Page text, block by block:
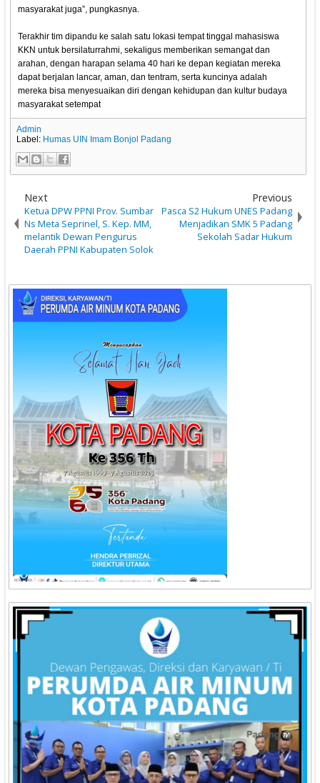
masyarakat juga”, pungkasnya.
Terakhir tim dipandu ke salah satu lokasi tempat tinggal mahasiswa
KKN untuk bersilaturrahmi, sekaligus memberikan semangat dan
arahan, dengan harapan selama 40 hari ke depan kegiatan mereka
dapat berjalan lancar, aman, dan tentram, serta kuncinya adalah
mereka bisa menyesuaikan diri dengan kehidupan dan kultur budaya
masyarakat setempat
Admin
Label: Humas UIN Imam Bonjol Padang
Next
Ketua DPW PPNI Prov. Sumbar
Ns Meta Seprinel, S. Kep. MM,
melantik Dewan Pengurus
Daerah PPNI Kabupaten Solok
Previous
Pasca S2 Hukum UNES Padang
Menjadikan SMK 5 Padang
Sekolah Sadar Hukum